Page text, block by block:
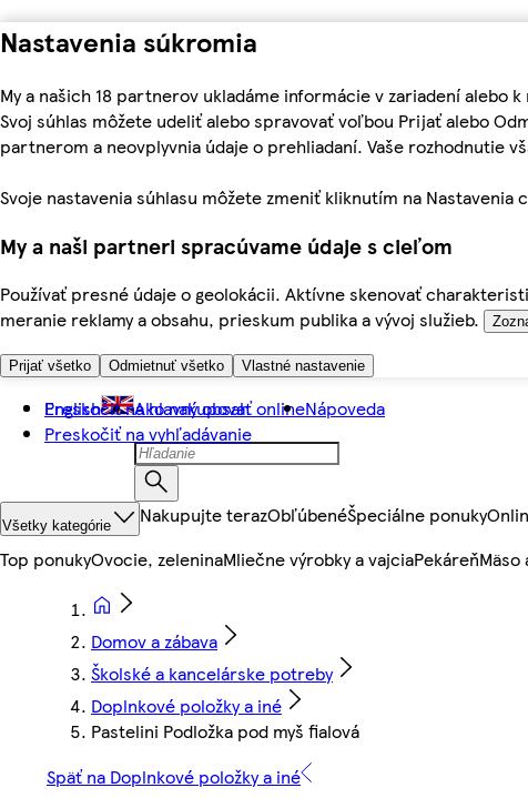
Nastavenia súkromia
My a našich 18 partnerov ukladáme informácie v zariadení
Svoj súhlas môžete udeliť alebo spravovať voľbou Prijať alebo
partnerom a neovplyvnia údaje o prehliadaní. Vaše rozhodnutie
Svoje nastavenia súhlasu môžete zmeniť kliknutím na Nastavenia
My a naši partneri spracúvame údaje s cieľom
Používať presné údaje o geolokácii. Aktívne skenovať
meranie reklamy a obsahu, prieskum publika a vývoj služieb.
Prijať všetko Odmietnuť všetko Vlastné nastavenie
Preskočiť na hlavný obsah
Preskočiť na vyhľadávanie
English Ako nakupovať onlineNápoveda
Všetky kategórie Nakupujte terazObľúbenéŠpeciálne ponuky
Top ponukyOvocie, zeleninaMliečne výrobky a vajciaPekáreňMäso
Domov a zábava
Školské a kancelárske potreby
Doplnkové položky a iné
Pastelini Podložka pod myš fialová
Späť na Doplnkové položky a iné